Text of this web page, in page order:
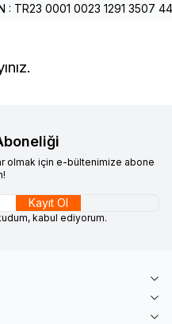
: TR23 0001 0023 1291 3507
olmak için e-bültenimize abone
Kayıt Ol
kabul ediyorum.